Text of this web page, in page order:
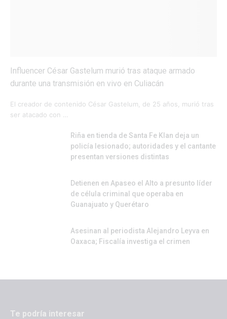
Influencer César Gastelum murió tras ataque armado
durante una transmisión en vivo en Culiacán
El creador de contenido César Gastelum, de 25 años, murió tras
ser atacado con …
Riña en tienda de Santa Fe Klan deja un
policía lesionado; autoridades y el cantante
presentan versiones distintas
Detienen en Apaseo el Alto a presunto líder
de célula criminal que operaba en
Guanajuato y Querétaro
Asesinan al periodista Alejandro Leyva en
Oaxaca; Fiscalía investiga el crimen
Te podría interesar